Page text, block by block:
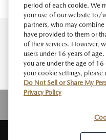
個人情報 ソ
period of each cookie. We
your use of our website to/
partners, who may
have provided to them or
of their services. However,
users under 16 years of
you are under the age of
your cookie settings,
Do Not Sell or Share My
Privacy Policy